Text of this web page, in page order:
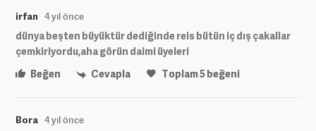
irfan 4 yıl önce
dünya beşten büyüktür dediğinde reis bütün iç dış çakallar
çemkiriyordu,aha görün daimi üyeleri
Beğen
Cevapla Toplam5beğeni
Bora 4 yıl önce